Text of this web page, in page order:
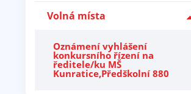
Volná místa
Oznámení vyhlášení
konkursního řízení na
ředitele/ku MŠ
Kunratice,Předškolní 880